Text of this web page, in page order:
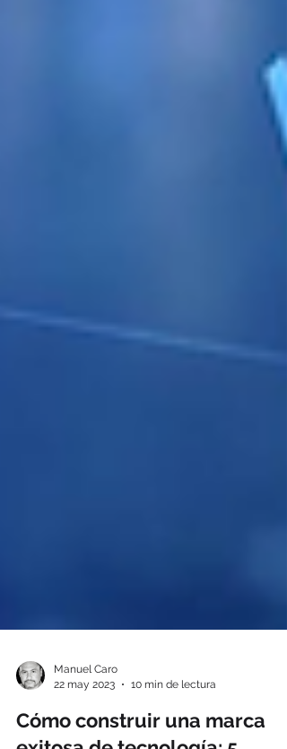
Manuel Caro
22 may 2023
10 min de lectura